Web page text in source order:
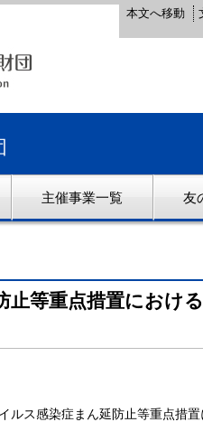
本文へ移動
主催事業一覧 友
止等重点措置におけ
ルス感染症まん延防止等重点措